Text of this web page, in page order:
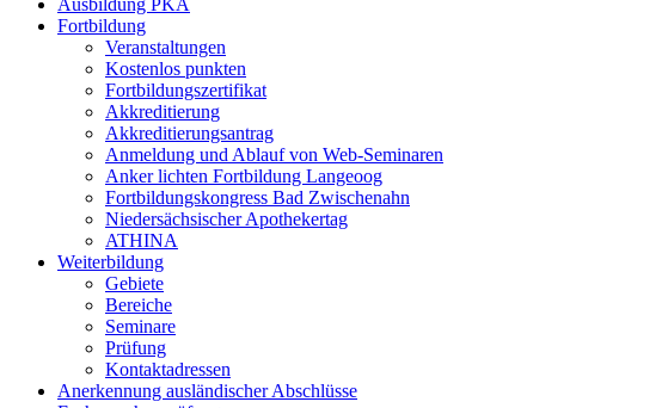
Ausbildung PKA
Fortbildung
Veranstaltungen
Kostenlos punkten
Fortbildungszertifikat
Akkreditierung
Akkreditierungsantrag
Anmeldung und Ablauf von Web-Seminaren
Anker lichten Fortbildung Langeoog
Fortbildungskongress Bad Zwischenahn
Niedersächsischer Apothekertag
ATHINA
Weiterbildung
Gebiete
Bereiche
Seminare
Prüfung
Kontaktadressen
Anerkennung ausländischer Abschlüsse